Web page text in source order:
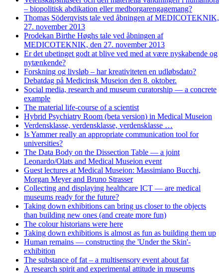
– biopolitisk abdikation eller medborgarengagemang?
Thomas Söderqvists tale ved åbningen af MEDICOTEKNIK,
27. november 2013
Prodekan Birthe Høghs tale ved åbningen af
MEDICOTEKNIK, den 27. november 2013
Er det ubetinget godt at blive ved med at være nyskabende og
nytænkende?
Forskning og livsløb – har kreativiteten en udløbsdato?
Debatdag på Medicinsk Museion den 8. oktober.
Social media, research and museum curatorship — a concrete
example
The material life-course of a scientist
Hybrid Psychiatry Room (beta version) in Medical Museion
Verdensklasse, verdensklasse, verdensklasse …
Is Yammer really an appropriate communication tool for
universities?
The Data Body on the Dissection Table — a joint
Leonardo/Olats and Medical Museion event
Guest lectures at Medical Museion: Massimiano Bucchi,
Morgan Meyer and Bruno Strasser
Collecting and displaying healthcare ICT — are medical
museums ready for the future?
Taking down exhibitions can bring us closer to the objects
than building new ones (and create more fun)
The colour historians were here
Taking down exhibitions is almost as fun as building them up
Human remains — constructing the 'Under the Skin'-
exhibition
The substance of fat – a multisensory event about fat
A research spirit and experimental attitude in museums